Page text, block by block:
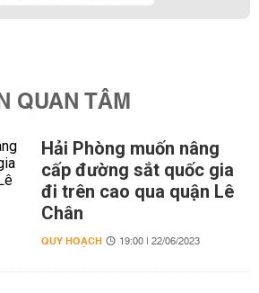
QUAN TÂM
Hải Phòng muốn nâng
cấp đường sắt quốc gia
đi trên cao qua quận Lê
Chân
QUY HOẠCH 19:00 | 22/06/2023